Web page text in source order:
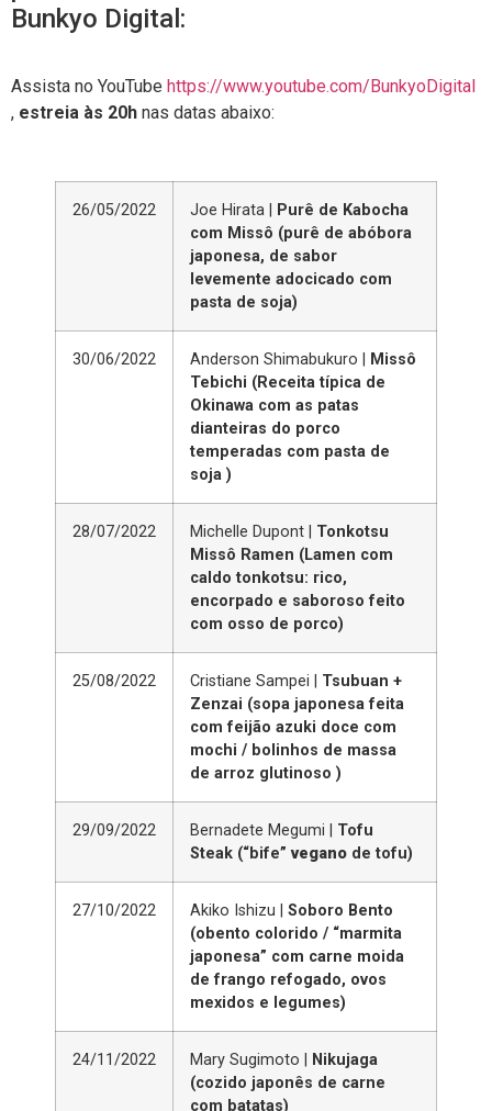
Bunkyo Digital:
Assista no YouTube https://www.youtube.com/BunkyoDigital
, estreia às 20h nas datas abaixo:
26/05/2022 Joe Hirata |
Purê de Kabocha
com Missô (purê de abóbora
japonesa, de sabor
levemente adocicado com
pasta de soja)
30/06/2022 Anderson Shimabukuro |
Missô
Tebichi (Receita típica de
Okinawa com as patas
dianteiras do porco
temperadas com pasta de
soja )
28/07/2022 Michelle Dupont | Tonkotsu
Missô Ramen (Lamen com
caldo tonkotsu: rico,
encorpado e saboroso feito
com osso de porco)
25/08/2022 Cristiane Sampei | Tsubuan +
Zenzai (sopa japonesa feita
com feijão azuki doce com
mochi / bolinhos de massa
de arroz glutinoso )
29/09/2022 Bernadete Megumi | Tofu
Steak (“bife”vegano de tofu)
27/10/2022 Akiko Ishizu | Soboro Bento
(obento colorido / “marmita
japonesa” com carne moida
de frango refogado, ovos
mexidos e legumes)
24/11/2022 Mary Sugimoto |
Nikujaga
(cozido japonês de carne
com batatas)